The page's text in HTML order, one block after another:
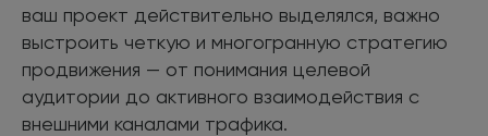
ваш проект действительно выделялся, важно
выстроить четкую и многогранную стратегию
продвижения — от понимания целевой
аудитории до активного взаимодействия с
внешними каналами трафика.